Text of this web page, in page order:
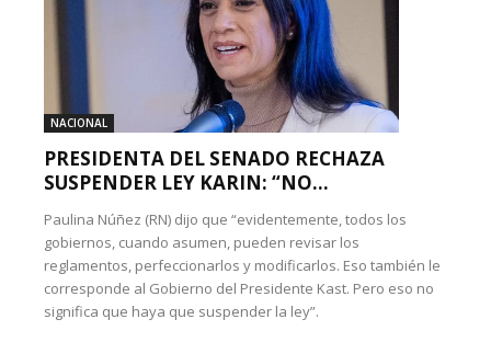
NACIONAL
PRESIDENTA DEL SENADO RECHAZA
SUSPENDER LEY KARIN: “NO...
Paulina Núñez (RN) dijo que “evidentemente, todos los
gobiernos, cuando asumen, pueden revisar los
reglamentos, perfeccionarlos y modificarlos. Eso también le
corresponde al Gobierno del Presidente Kast. Pero eso no
significa que haya que suspender la ley”.